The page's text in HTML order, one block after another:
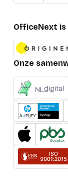
Breedte
Gewicht
Netto
OfficeNext is
Onze